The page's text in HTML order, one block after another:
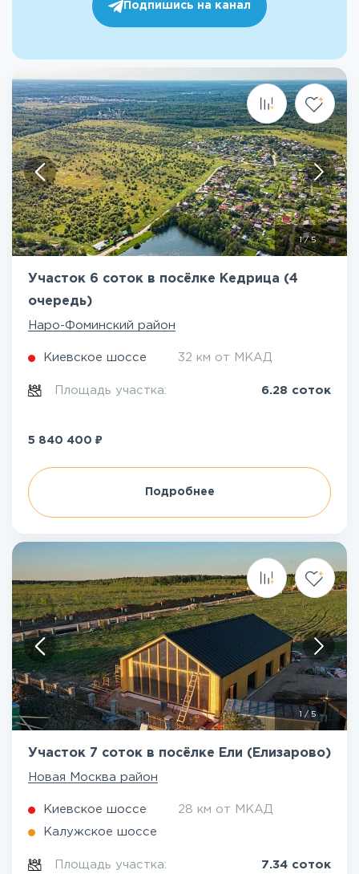
Подпишись на канал
1/5
Участок 6 соток в посёлке Кедрица (4
очередь)
Наро-Фоминский район
Киевское шоссе 32 км от МКАД
Площадь участка: 6.28 соток
5 840 400 ₽
Подробнее
/ 5
Участок 7 соток в посёлке Ели (Елизарово)
Новая Москва район
Киевское шоссе 28 км от МКАД
Калужское шоссе
Площадь участка: 7.34 соток